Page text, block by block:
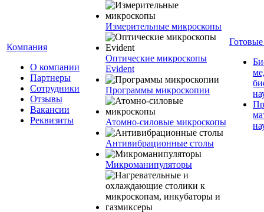
Компания
О компании
Партнеры
Сотрудники
Отзывы
Вакансии
Реквизиты
Измерительные микроскопы
Оптические микроскопы
Evident
Программы микроскопии
Атомно-силовые микроскопы
Антивибрационные столы
Микроманипуляторы